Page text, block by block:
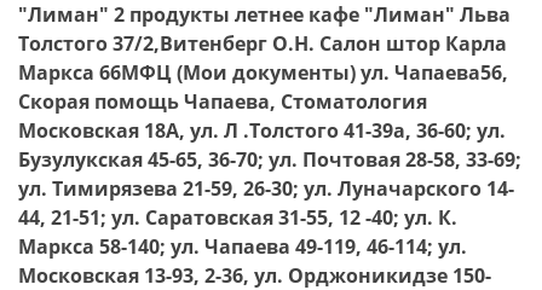
"Лиман" 2 продукты летнее кафе "Лиман" Льва
Толстого 37/2,Витенберг О.Н. Салон штор Карла
Маркса 66МФЦ (Мои документы) ул. Чапаева56,
Скорая помощь Чапаева, Стоматология
Московская 18А, ул. Л .Толстого 41-39а, 36-60; ул.
Бузулукская 45-65, 36-70; ул. Почтовая 28-58, 33-69;
ул. Тимирязева 21-59, 26-30; ул. Луначарского 14-
44, 21-51; ул. Саратовская 31-55, 12 -40; ул. К.
Маркса 58-140; ул. Чапаева 49-119, 46-114; ул.
Московская 13-93, 2-36, ул. Орджоникидзе 150-